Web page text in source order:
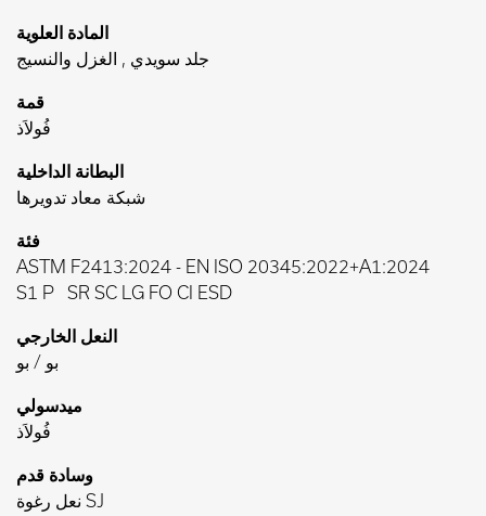
المادة العلوية
جلد سويدي , الغزل والنسيج
قمة
فُولاَذ
البطانة الداخلية
شبكة معاد تدويرها
فئة
ASTM F2413:2024 - EN ISO 20345:2022+A1:2024
S1 P
SR SC LG FO CI ESD
النعل الخارجي
بو / بو
ميدسولي
فُولاَذ
وسادة قدم
نعل رغوة SJ